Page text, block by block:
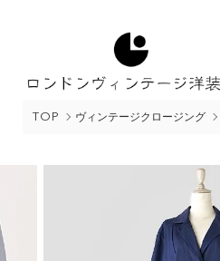
TOP ヴィンテージクロージング